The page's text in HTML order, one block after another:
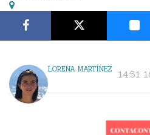
LORENA MARTÍNEZ 14:51